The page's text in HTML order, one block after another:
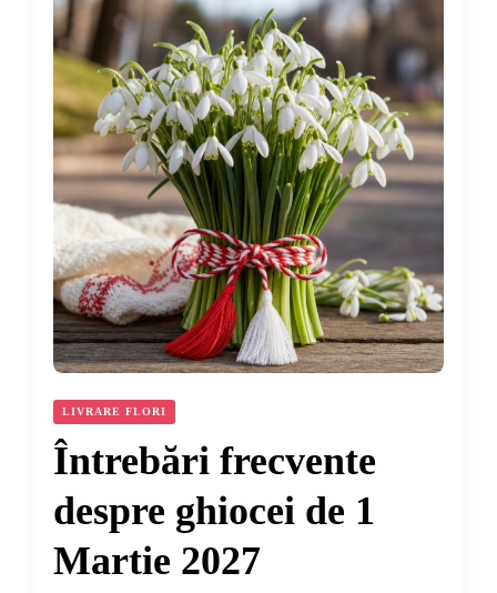
LIVRARE FLORI
Întrebări frecvente
despre ghiocei de 1
Martie 2027